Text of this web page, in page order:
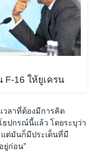
16 ให้ยูเครน
วลาที่ต้องมีการคิด
ปกรณ์นี้แล้ว โดยระบุว่า
แต่มันก็มีประเด็นที่มี
ก่อน”